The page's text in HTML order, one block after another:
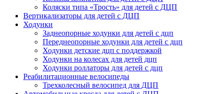
Коляски типа «Трость» для детей с ДЦП
Вертикализаторы для детей с ДЦП
Ходунки
Заднеопорные ходунки для детей с дцп
Переднеопорные ходунки для детей с дцп
Ходунки детские дцп с поддержкой
Ходунки на колесах для детей дцп
Ходунки роллаторы для детей с дцп
Реабилитационные велосипеды
Трехколесный велосипед для ДЦП